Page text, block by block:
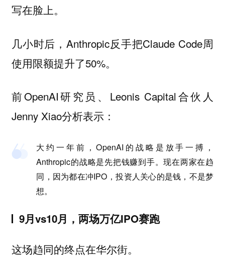
写在脸上。
几小时后，Anthropic反手把Claude Code周
使用限额提升了50%。
前OpenAI研究员、Leonis Capital合伙人
Jenny Xiao分析表示：
大约一年前，OpenAI的战略是放手一搏，
Anthropic的战略是先把钱赚到手。现在两家在趋
同，因为都在冲IPO，投资人关心的是钱，不是梦
想。
9月vs10月，两场万亿IPO赛跑
这场趋同的终点在华尔街。